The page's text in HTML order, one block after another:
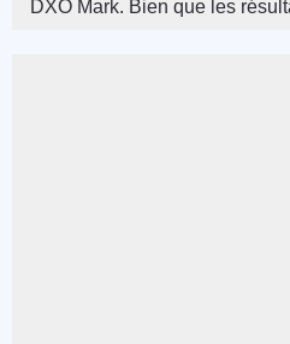
DXO Mark. Bien que les